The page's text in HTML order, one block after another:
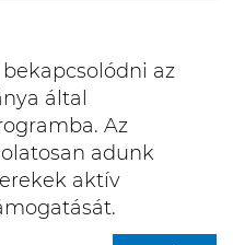
az
által
Az
adunk
aktív